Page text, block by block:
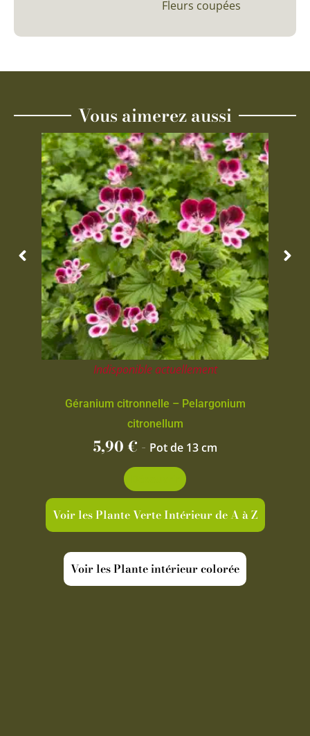
Fleurs coupées
Vous aimerez aussi
Indisponible actuellement
Géranium citronnelle – Pelargonium
citronellum
5,90€ - Pot de 13 cm
Voir les Plante Verte Intérieur de A à Z
Voir les Plante intérieur colorée